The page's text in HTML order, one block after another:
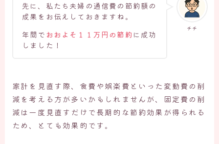
チチ
先に、私たち夫婦の通信費の節約額の
成果をお伝えしておきますね。
年間でおおよそ１１万円の節約 に成功
しました！
家計を見直す際、食費や娯楽費といった変動費の削
減を考える方が多いかもしれませんが、固定費の削
減は一度見直すだけで長期的な節約効果が得られる
ため、とても効果的です。